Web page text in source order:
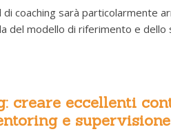
coaching sarà particolarmente
del modello di riferimento e dello
creare eccellenti
e